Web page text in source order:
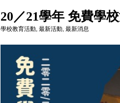
20／21學年 免費學
學校教育活動 最新活動 最新消息